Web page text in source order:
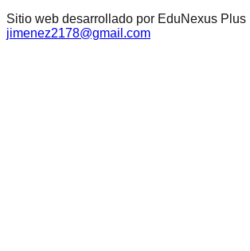
Sitio web desarrollado por EduNexus Plus
jimenez2178@gmail.com